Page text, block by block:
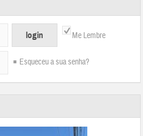
Me Lembre
Esqueceu a sua senha?